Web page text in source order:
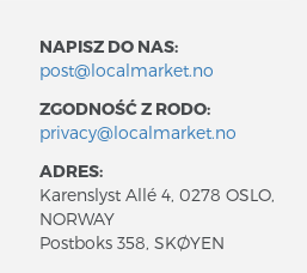
NAPISZ DO NAS:
post@localmarket.no
ZGODNOŚĆ Z RODO:
privacy@localmarket.no
ADRES:
Karenslyst Allé 4, 0278 OSLO,
NORWAY
Postboks 358, SKØYEN